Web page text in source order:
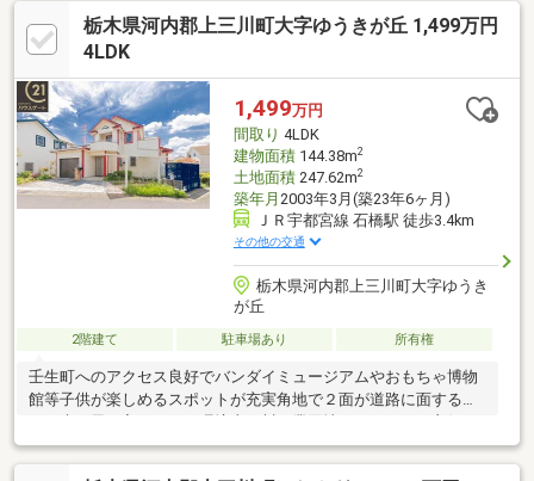
栃木県河内郡上三川町大字ゆうきが丘 1,499万円
4LDK
1,499万円
間取り 4LDK
建物面積144.38m2
土地面積247.62m2
築年月 2003年3月(築23年6ヶ月)
ＪＲ宇都宮線 石橋駅 徒歩3.4km
その他の交通
栃木県河内郡上三川町大字ゆうき
が丘
2階建て 駐車場あり 所有権
壬生町へのアクセス良好でバンダイミュージアムやおもちゃ博物
館等子供が楽しめるスポットが充実角地で２面が道路に面するた
め、光や風が入りやすい環境上三川工業団地へのアクセス良好で
通勤も便利ゆうき公園徒歩約４分でお子様の遊び場も◎住宅の１
階部分に組み込まれたビルトインガレージで雨風から車を守り安